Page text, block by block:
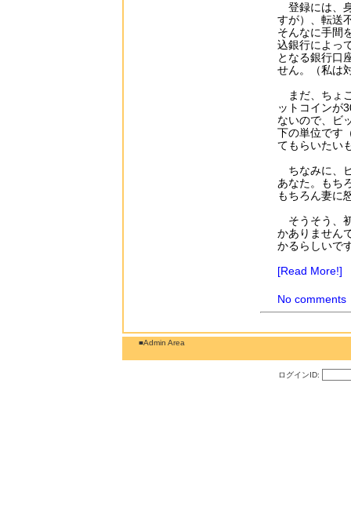
登録には、
すが）、転送
そんなに手間
込銀行によっ
となる銀行口
せん。（私は
まだ、ちょ
ットコインが
ないので、ビ
下の単位です
てもらいたい
ちなみに、
あなた。もち
もちろん妻に
そうそう、
かありません
かるらしいで
[Read More!]
No comments
■Admin Area
ログインID: